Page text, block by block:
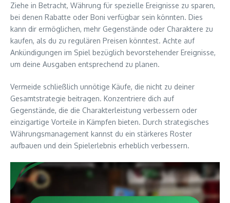
Ziehe in Betracht, Währung für spezielle Ereignisse zu sparen,
bei denen Rabatte oder Boni verfügbar sein könnten. Dies
kann dir ermöglichen, mehr Gegenstände oder Charaktere zu
kaufen, als du zu regulären Preisen könntest. Achte auf
Ankündigungen im Spiel bezüglich bevorstehender Ereignisse,
um deine Ausgaben entsprechend zu planen.
Vermeide schließlich unnötige Käufe, die nicht zu deiner
Gesamtstrategie beitragen. Konzentriere dich auf
Gegenstände, die die Charakterleistung verbessern oder
einzigartige Vorteile in Kämpfen bieten. Durch strategisches
Währungsmanagement kannst du ein stärkeres Roster
aufbauen und dein Spielerlebnis erheblich verbessern.